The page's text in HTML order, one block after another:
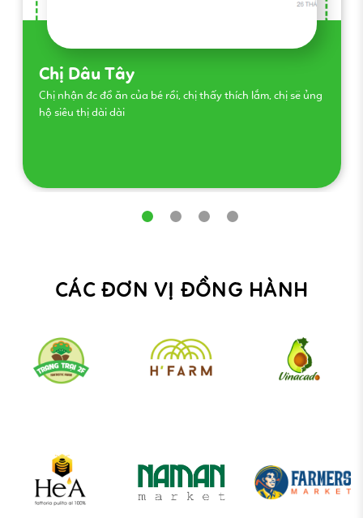
Chị Lan Uyên
tim heo rất tươi, cá hồi tươi hơn siêu thị, … , lườn gà mềm, …
, rau tươi, củ oke… Mong shop có thể ngày càng phát triển
CÁC ĐƠN VỊ ĐỒNG HÀNH